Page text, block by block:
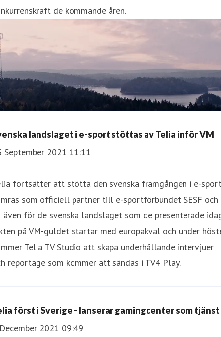
de kommande åren.
landslaget i e-sport stöttas av Telia inför VM
September 2021 11:11
fortsätter att stötta den svenska framgången i e-
som officiell partner till e-sportförbundet SESF och
även för de svenska landslaget som de presenterade
på VM-guldet startar med europakval och under
Telia TV Studio att skapa underhållande intervjuer
reportage som kommer att sändas i TV4 Play.
först i Sverige - lanserar gamingcenter som tjänst
2021 09:49